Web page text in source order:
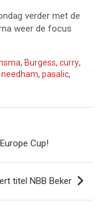
verder met de
weer de focus
, Burgess, curry,
needham, pasalic,
Cup!
titel NBB Beker